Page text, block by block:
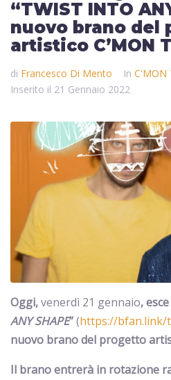
“TWIST INTO
nuovo brano del
artistico C’MON
di Francesco Di Mento In C'MON
Inserito il 21 Gennaio 2022
Oggi,venerdì 21 gennaio,
ANY SHAPE”(https://bfan.link/
nuovo brano del progetto
Il brano entrerà in rotazione